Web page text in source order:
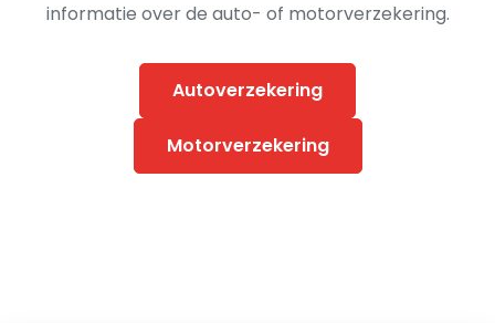
informatie over de auto- of motorverzekering.
Autoverzekering
Motorverzekering